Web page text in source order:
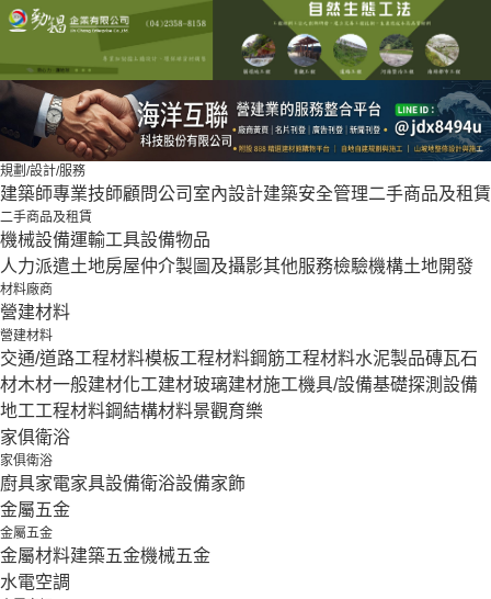
規劃/設計/服務
建築師專業技師顧問公司 室內設計建築安全管理二手商品及租賃
二手商品及租賃
機械設備運輸工具設備物品
人力派遣土地房屋仲介製圖及攝影其他服務檢驗機構土地開發
材料廠商
營建材料
營建材料
交通/道路工程材料模板工程材料鋼筋工程材料水泥製品磚瓦石
材木材一般建材化工建材玻璃建材施工機具/設備基礎探測設備
地工工程材料鋼結構材料景觀育樂
家俱衛浴
家俱衛浴
廚具家電家具設備衛浴設備家飾
金屬五金
金屬五金
金屬材料建築五金機械五金
水電空調